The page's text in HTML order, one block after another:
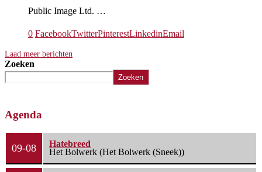
Public Image Ltd. …
0 FacebookTwitterPinterestLinkedinEmail
Laad meer berichten
Zoeken
Zoeken
Agenda
09-08
Hatebreed
Het Bolwerk (Het Bolwerk (Sneek))